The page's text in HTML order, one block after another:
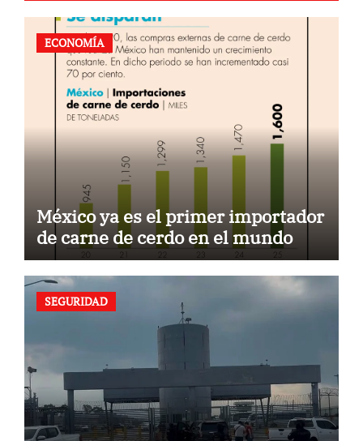
ECONOMÍA
México ya es el primer importador
de carne de cerdo en el mundo
SEGURIDAD